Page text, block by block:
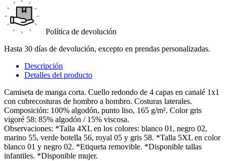
Política de devolución
Hasta 30 días de devolución, excepto en prendas personalizadas.
Descripción
Detalles del producto
Camiseta de manga corta. Cuello redondo de 4 capas en canalé 1x1
con cubrecosturas de hombro a hombro. Costuras laterales.
Composición: 100% algodón, punto liso, 165 g/m². Color gris
vigoré 58: 85% algodón / 15% viscosa.
Observaciones: *Talla 4XL en los colores: blanco 01, negro 02,
marino 55, verde botella 56, royal 05 y gris 58. *Talla 5XL en color
blanco 01 y negro 02. *Etiqueta removible. *Disponible tallas
infantiles. *Disponible mujer.